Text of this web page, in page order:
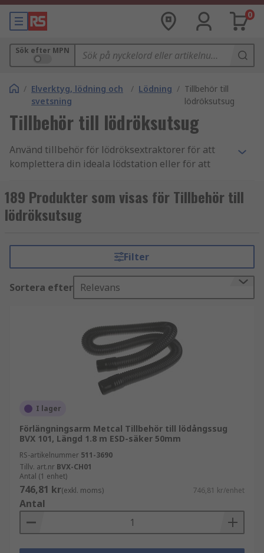
0
Sök efter MPN
/ Elverktyg, lödning och
svetsning
/ Lödning / Tillbehör till
lödröksutsug
Tillbehör till lödröksutsug
Använd tillbehör för lödröksextraktorer för att
komplettera din ideala lödstation eller för att
tillbehör för röksextraktorer är utformade för att
fungera med ditt specifika märke av
lödröksextraktorer.
Vårt erbjudande inkluderar adaptrar för
lödröksextraktorer, rengöringsverktyg för
lödröksextraktorer, clips och fästen för
lödröksextraktorer, filter för lödröksextraktorer,
huvar för lödröksextraktorer samt munstycken
Vårt sortiment inkluderar ledande varumärken
som CIF, Ersa, Weller och RS PRO, som erbjuder
högkvalitativa komponenter för prestanda och
189 Produkter som visas för Tillbehör till
lödröksutsug
Filter
Sortera efter Relevans
I lager
Förlängningsarm Metcal Tillbehör till lödångssug
BVX 101, Längd 1.8 m ESD-säker 50mm
RS-artikelnummer 511-3690
Tillv. art.nr BVX-CH01
Antal (1 enhet)
746,81 kr(exkl. moms) 746,81 kr/enhet
Antal